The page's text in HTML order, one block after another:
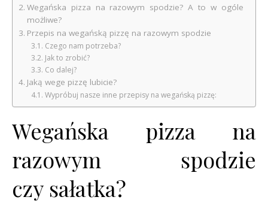
Wegańska pizza na razowym spodzie? A to w ogóle
możliwe?
Przepis na wegańską pizzę na razowym spodzie
Czego nam potrzeba?
Jak to zrobić?
Co dalej?
Jaką wege pizzę lubicie?
Wypróbuj nasze inne przepisy na wegańską pizzę:
Wegańska pizza na
razowym spodzie
czy sałatka?